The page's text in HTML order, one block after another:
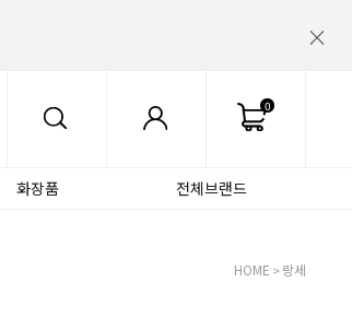
0
화장품 전체브랜드
HOME >랑세